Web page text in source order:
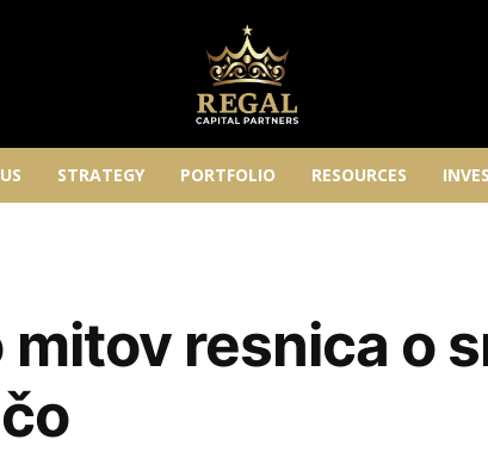
STRATEGY PORTFOLIO RESOURCES
mitov resnica o